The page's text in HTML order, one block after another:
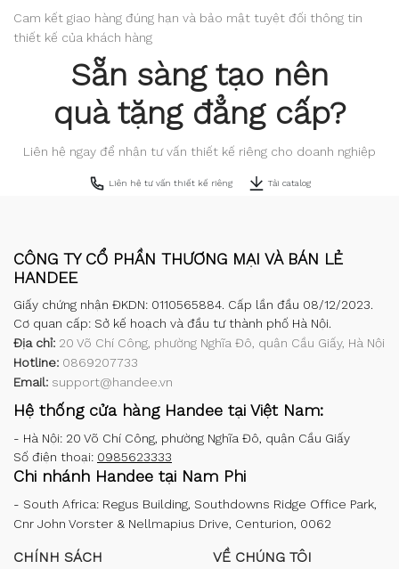
Cam kết giao hàng đúng hạn và bảo mật tuyệt đối thông tin
thiết kế của khách hàng
Sẵn sàng tạo nên
quà tặng đẳng cấp?
Liên hệ ngay để nhận tư vấn thiết kế riêng cho doanh nghiệp
Liên hệ tư vấn thiết kế riêng Tải catalog
CÔNG TY CỔ PHẦN THƯƠNG MẠI VÀ BÁN LẺ
HANDEE
Giấy chứng nhận ĐKDN: 0110565884. Cấp lần đầu 08/12/2023.
Cơ quan cấp: Sở kế hoạch và đầu tư thành phố Hà Nội.
Địa chỉ: 20 Võ Chí Công, phường Nghĩa Đô, quận Cầu Giấy, Hà Nội
Hotline: 0869207733
Email: support@handee.vn
Hệ thống cửa hàng Handee tại Việt Nam:
- Hà Nội: 20 Võ Chí Công, phường Nghĩa Đô, quận Cầu Giấy
Số điện thoại: 0985623333
Chi nhánh Handee tại Nam Phi
- South Africa: Regus Building, Southdowns Ridge Office Park,
Cnr John Vorster & Nellmapius Drive, Centurion, 0062
CHÍNH SÁCH VỀ CHÚNG TÔI